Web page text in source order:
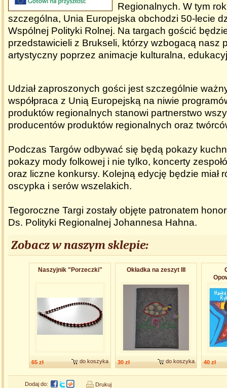
Regionalnych. W tym
szczególna, Unia Europejska obchodzi 50-lecie
Wspólnej Polityki Rolnej. Na targach gościć
przedstawicieli z Brukseli, którzy wzbogacą nasz
artystyczny poprzez animacje kulturalna,
Udział zaproszonych gości jest szczególnie
współpraca z Unią Europejską na niwie
produktów regionalnych stanowi partnerstwo
producentów produktów regionalnych oraz
Podczas Targów odbywać się będą pokazy
pokazy mody folkowej i nie tylko, koncerty
oraz liczne konkursy. Kolejną edycję będzie miał
oscypka i serów wszelakich.
Tegoroczne Targi zostały objęte patronatem
Ds. Polityki Regionalnej Johannesa Hahna.
Zobacz w naszym sklepie:
Naszyjnik "Porzeczki"
65 zł do koszyka
Okładka na zeszyt III
30 zł do koszyka 40 zł
Dodaj do: Drukuj